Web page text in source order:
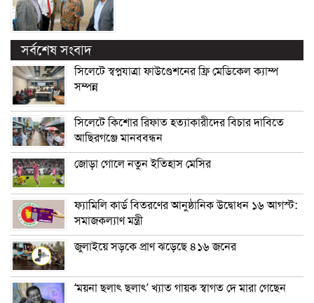
সর্বশেষ সংবাদ
সিলেটে স্বপ্নযাত্রা ফাউণ্ডেশনের ফ্রি মেডিকেল ক্যাম্প
সম্পন্ন
সিলেটে কিশোর রিফাত হত্যাকারীদের বিচার দাবিতে
আছিরগঞ্জে মানববন্ধন
জোড়া গোলে নতুন ইতিহাস মেসির
ফ্যামিলি কার্ড বিতরণের আনুষ্ঠানিক উদ্বোধন ১৬ আগস্ট:
সমাজকল্যাণ মন্ত্রী
জুলাইয়ে সড়কে প্রাণ ঝড়েছে ৪১৬ জনের
‘ময়না ছলাৎ ছলাৎ’ খ্যাত গায়ক স্বাগত দে মারা গেছেন